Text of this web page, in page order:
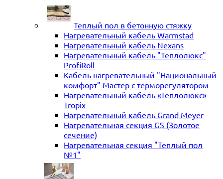
Теплый пол в бетонную стяжку
Нагревательный кабель Warmstad
Нагревательный кабель Nexans
Нагревательный кабель "Теплолюкс"
ProfiRoll
Кабель нагревательный "Национальный
комфорт" Мастер с терморегулятором
Нагревательный кабель «Теплолюкс»
Tropix
Нагревательный кабель Grand Meyer
Нагревательная секция GS (Золотое
сечение)
Нагревательная секция "Теплый пол
№1"